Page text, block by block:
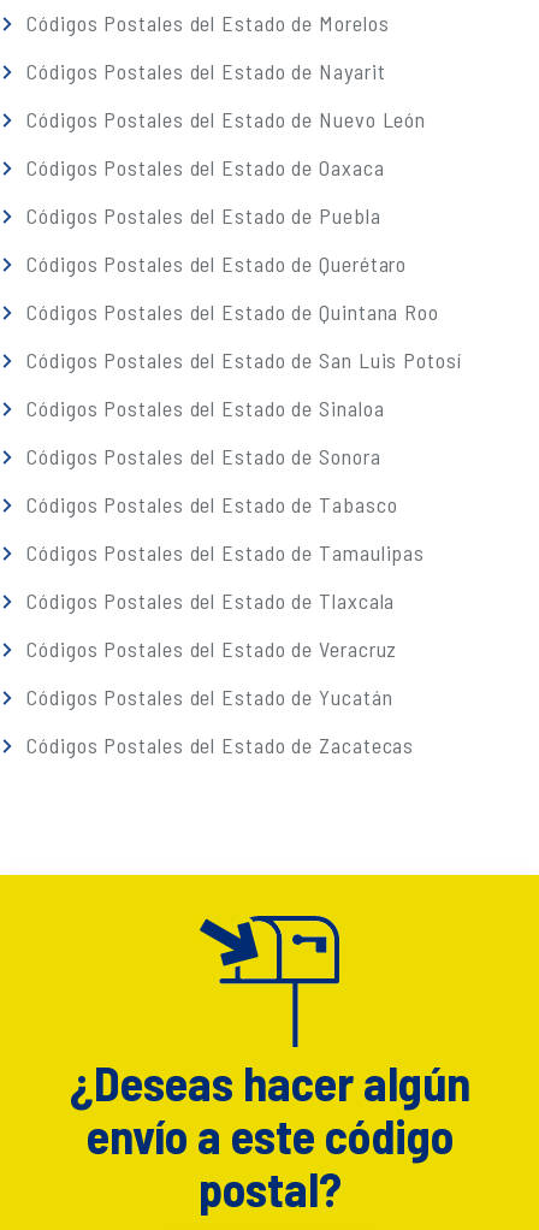
Códigos Postales del Estado de Morelos
Códigos Postales del Estado de Nayarit
Códigos Postales del Estado de Nuevo León
Códigos Postales del Estado de Oaxaca
Códigos Postales del Estado de Puebla
Códigos Postales del Estado de Querétaro
Códigos Postales del Estado de Quintana Roo
Códigos Postales del Estado de San Luis Potosí
Códigos Postales del Estado de Sinaloa
Códigos Postales del Estado de Sonora
Códigos Postales del Estado de Tabasco
Códigos Postales del Estado de Tamaulipas
Códigos Postales del Estado de Tlaxcala
Códigos Postales del Estado de Veracruz
Códigos Postales del Estado de Yucatán
Códigos Postales del Estado de Zacatecas
¿Deseas hacer algún
envío a este código
postal?